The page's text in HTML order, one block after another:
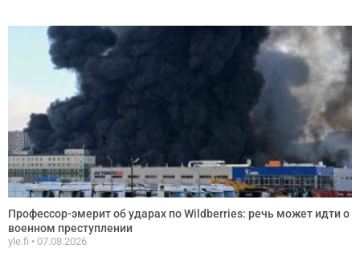
Профессор-эмерит об ударах по Wildberries: речь может идти о
военном преступлении
yle.fi 07.08.2026